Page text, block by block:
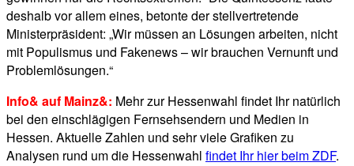
deshalb vor allem eines, betonte der stellvertretende
Ministerpräsident: „Wir müssen an Lösungen arbeiten, nicht
mit Populismus und Fakenews – wir brauchen Vernunft und
Problemlösungen.“
Info& auf Mainz&: Mehr zur Hessenwahl findet Ihr natürlich
bei den einschlägigen Fernsehsendern und Medien in
Hessen. Aktuelle Zahlen und sehr viele Grafiken zu
Analysen rund um die Hessenwahl findet Ihr hier beim ZDF.